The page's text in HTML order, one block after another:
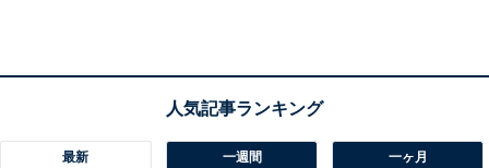
最新 一週間 一ヶ月